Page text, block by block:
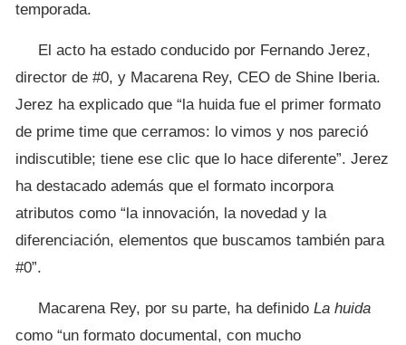
temporada.
El acto ha estado conducido por Fernando Jerez,
director de #0, y Macarena Rey, CEO de Shine Iberia.
Jerez ha explicado que “la huida fue el primer formato
de prime time que cerramos: lo vimos y nos pareció
indiscutible; tiene ese clic que lo hace diferente”. Jerez
ha destacado además que el formato incorpora
atributos como “la innovación, la novedad y la
diferenciación, elementos que buscamos también para
#0”.
Macarena Rey, por su parte, ha definido La huida
como “un formato documental, con mucho